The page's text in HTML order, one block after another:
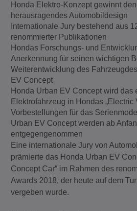
Honda Elektro-Konzept gewinnt
herausragendes Automobildesign
Internationale Jury bestehend aus
renommierter Publikationen
Hondas Forschungs- und
Anerkennung für seinen wichtigen
Weiterentwicklung des
EV Concept
Honda Urban EV Concept wird das
Elektrofahrzeug in Hondas „Electric
Vorbestellungen für das
Urban EV Concept werden ab
entgegengenommen
Eine internationale Jury von
prämierte das Honda Urban EV
Concept Car“ im Rahmen des
Awards 2018, der heute auf dem
vergeben wurde.